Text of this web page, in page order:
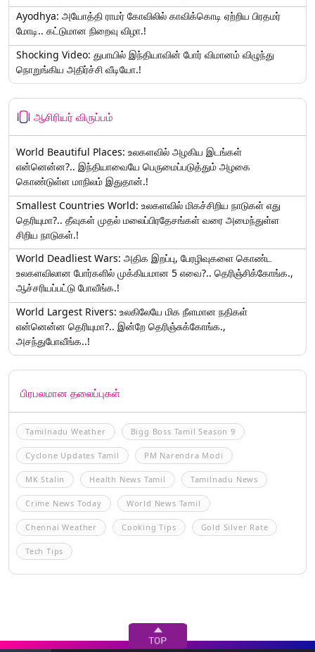
Ayodhya: அயோத்தி ராமர் கோவிலில் காவிக்கொடி ஏற்றிய பிரதமர்
மோடி.. கட்டுமான நிறைவு விழா.!
Shocking Video: துபாயில் இந்தியாவின் போர் விமானம் விழுந்து
நொறுங்கிய அதிர்ச்சி வீடியோ.!
ஆசிரியர் விருப்பம்
World Beautiful Places: உலகளவில் அழகிய இடங்கள்
என்னென்ன?.. இந்தியாவையே பெருமைப்படுத்தும் அழகை
கொண்டுள்ள மாநிலம் இதுதான்.!
Smallest Countries World: உலகளவில் மிகச்சிறிய நாடுகள் எது
தெரியுமா?.. தீவுகள் முதல் மலைப்பிரதேசங்கள் வரை அமைந்துள்ள
சிறிய நாடுகள்.!
World Deadliest Wars: அதிக இறப்பு, பேரழிவுகளை கொண்ட
உலகளவிலான போர்களில் முக்கியமான 5 எவை?.. தெரிஞ்சிக்கோங்க.,
ஆச்சரியப்பட்டு போவீங்க.!
World Largest Rivers: உலகிலேயே மிக நீளமான நதிகள்
என்னென்ன தெரியுமா?.. இன்றே தெரிஞ்சுக்கோங்க.,
அசந்துபோவீங்க..!
பிரபலமான தலைப்புகள்
Tamilnadu Weather Bigg Boss Tamil Season 9
Cyclone Updates Tamil PM Narendra Modi
MK Stalin Health News Tamil Tamilnadu News
Crime News Today World News Tamil
Chennai Weather Cooking Tips Gold Silver Rate
Tech Tips